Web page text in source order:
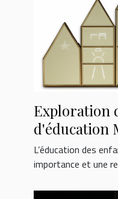
Exploration
d'éducation
les enfants
Montessori
L’éducation des
importance et une